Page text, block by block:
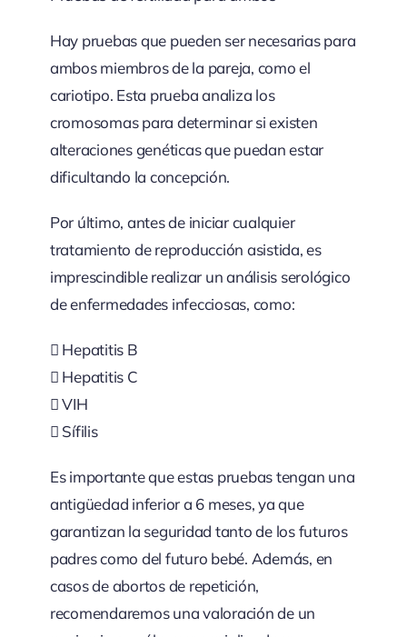
Hay pruebas que pueden ser necesarias para
ambos miembros de la pareja, como el
cariotipo. Esta prueba analiza los
cromosomas para determinar si existen
alteraciones genéticas que puedan estar
dificultando la concepción.
Por último, antes de iniciar cualquier
tratamiento de reproducción asistida, es
imprescindible realizar un análisis serológico
de enfermedades infecciosas, como:
 Hepatitis B
 Hepatitis C
 VIH
 Sífilis
Es importante que estas pruebas tengan una
antigüedad inferior a 6 meses, ya que
garantizan la seguridad tanto de los futuros
padres como del futuro bebé. Además, en
casos de abortos de repetición,
recomendaremos una valoración de un